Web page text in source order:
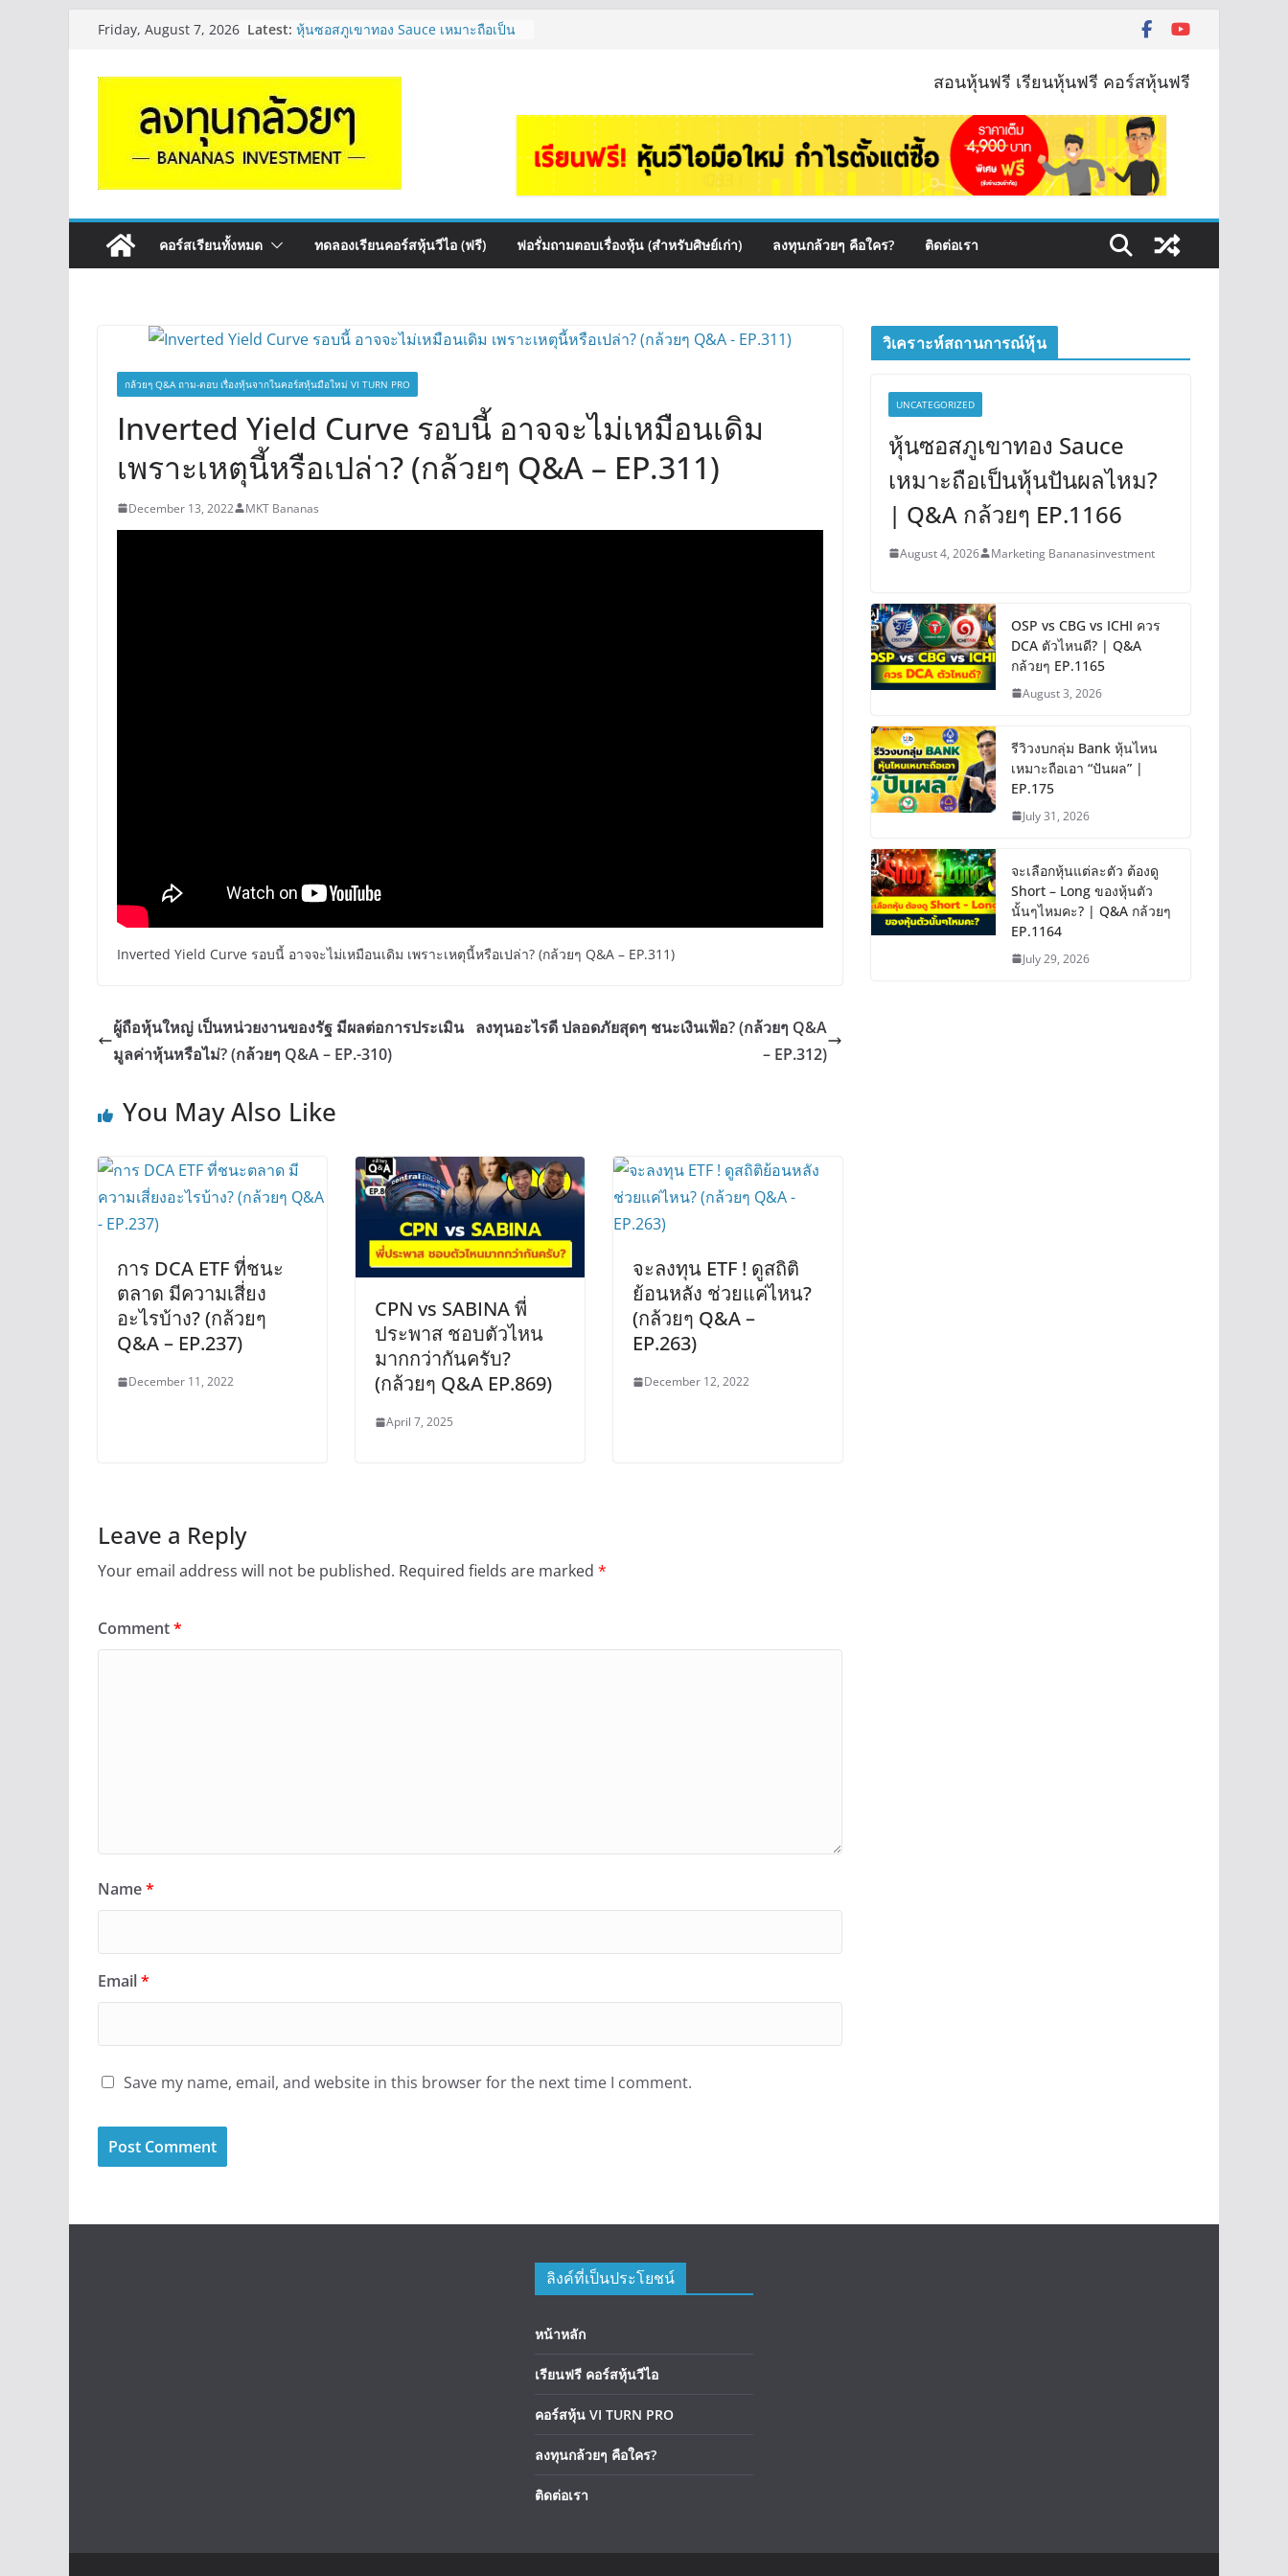
content
Friday, August 7, 2026 Latest: หุ้นซอสภูเขาทอง Sauce เหมาะถือเป็น
รีวิวงบกลุ่ม Bank หุ้นไหนเหมาะถือเอา
“ปันผล” | EP.175
จะเลือกหุ้นแต่ละตัว ต้องดู Short –
Long ของหุ้นตัวนั้นๆไหมคะ? | Q&A
ระยะยาว อุตสาหกรรมไหนดี? | Q&A
กล้วยๆ EP.1163
สอนหุ้นฟรี เรียนหุ้นฟรี คอร์สหุ้นฟรี
คอร์สเรียนทั้งหมด ทดลองเรียนคอร์สหุ้นวีไอ (ฟรี) ฟอรั่มถามตอบเรื่องหุ้น (สำหรับศิษย์เก่า) ลงทุนกล้วยๆ คือใคร? ติดต่อเรา
กล้วยๆ Q&A ถาม-ตอบ เรื่องหุ้นจากในคอร์สหุ้นมือใหม่ VI TURN PRO
Inverted Yield Curve รอบนี้ อาจจะไม่เหมือนเดิม
เพราะเหตุนี้หรือเปล่า? (กล้วยๆ Q&A – EP.311)
December 13, 2022 MKT Bananas
Inverted Yield Curve รอบนี้ อาจจะไม่เหมือนเดิม เพราะเหตุนี้หรือเปล่า? (กล้วยๆ Q&A – EP.311)
ผู้ถือหุ้นใหญ่ เป็นหน่วยงานของรัฐ มีผลต่อการประเมิน
มูลค่าหุ้นหรือไม่? (กล้วยๆ Q&A – EP.-310)
ลงทุนอะไรดี ปลอดภัยสุดๆ ชนะเงินเฟ้อ? (กล้วยๆ Q&A
– EP.312)
You May Also Like
การ DCA ETF ที่ชนะ
ตลาด มีความเสี่ยง
อะไรบ้าง? (กล้วยๆ
Q&A – EP.237)
December 11, 2022
CPN vs SABINA พี่
ประพาส ชอบตัวไหน
มากกว่ากันครับ?
(กล้วยๆ Q&A EP.869)
April 7, 2025
จะลงทุน ETF ! ดูสถิติ
ย้อนหลัง ช่วยแค่ไหน?
(กล้วยๆ Q&A –
EP.263)
December 12, 2022
Leave a Reply
Your email address will not be published. Required fields are marked *
Comment*
Name*
Email*
Save my name, email, and website in this browser for the next time I comment.
วิเคราะห์สถานการณ์หุ้น
UNCATEGORIZED
หุ้นซอสภูเขาทอง Sauce
เหมาะถือเป็นหุ้นปันผลไหม?
| Q&A กล้วยๆ EP.1166
August 4, 2026 Marketing Bananasinvestment
OSP vs CBG vs ICHI ควร
DCA ตัวไหนดี? | Q&A
กล้วยๆ EP.1165
August 3, 2026
รีวิวงบกลุ่ม Bank หุ้นไหน
เหมาะถือเอา “ปันผล” |
EP.175
July 31, 2026
จะเลือกหุ้นแต่ละตัว ต้องดู
Short – Long ของหุ้นตัว
นั้นๆไหมคะ? | Q&A กล้วยๆ
EP.1164
July 29, 2026
ลิงค์ที่เป็นประโยชน์
หน้าหลัก
เรียนฟรี คอร์สหุ้นวีไอ
คอร์สหุ้น VI TURN PRO
ลงทุนกล้วยๆ คือใคร?
ติดต่อเรา